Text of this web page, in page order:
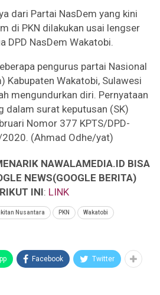
dari Partai NasDem yang kini
di PKN dilakukan usai lengser
DPD NasDem Wakatobi.
pengurus partai Nasional
Kabupaten Wakatobi, Sulawesi
mengundurkan diri. Pernyataan
dalam surat keputusan (SK)
Nomor 377 KPTS/DPD-
2020. (Ahmad Odhe/yat)
NAWALAMEDIA.ID BISA
NEWS(GOOGLE BERITA)
INI: LINK
Nusantara PKN Wakatobi
Facebook Twitter